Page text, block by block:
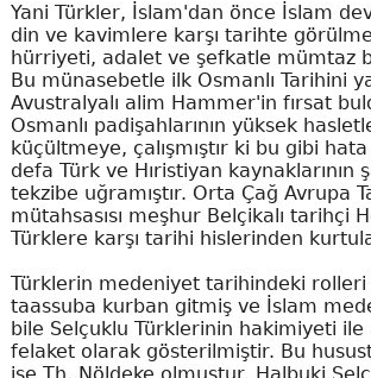
Yani Türkler, İslam'dan önce İslam
din ve kavimlere karşı tarihte
hürriyeti, adalet ve şefkatle mümtaz
Bu münasebetle ilk Osmanlı Tarihini
Avustralyalı alim Hammer'in fırsat
Osmanlı padişahlarının yüksek
küçültmeye, çalışmıştır ki bu gibi
defa Türk ve Hıristiyan kaynaklarının
tekzibe uğramıştır. Orta Çağ Avrupa
mütahsasısı meşhur Belçikalı tarihçi
Türklere karşı tarihi hislerinden
Türklerin medeniyet tarihindeki rolleri
taassuba kurban gitmiş ve İslam
bile Selçuklu Türklerinin hakimiyeti ile
felaket olarak gösterilmiştir. Bu